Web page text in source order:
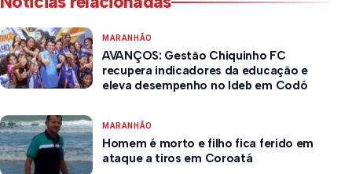
MARANHÃO
AVANÇOS: Gestão Chiquinho FC
recupera indicadores da educação e
eleva desempenho no Ideb em Codó
MARANHÃO
Homem é morto e filho fica ferido em
ataque a tiros em Coroatá